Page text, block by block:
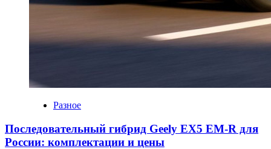
Разное
Последовательный гибрид Geely EX5 EM-R для
России: комплектации и цены